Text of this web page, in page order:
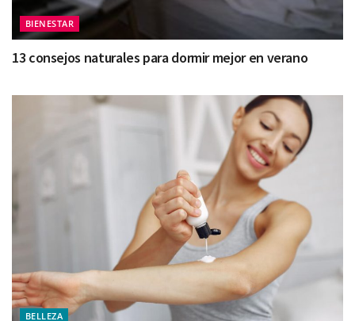
BIENESTAR
13 consejos naturales para dormir mejor en verano
BELLEZA